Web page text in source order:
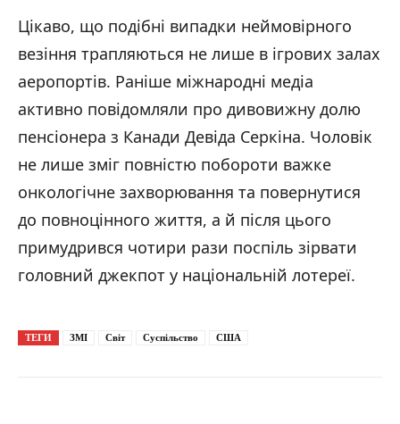
Цікаво, що подібні випадки неймовірного
везіння трапляються не лише в ігрових залах
аеропортів. Раніше міжнародні медіа
активно повідомляли про дивовижну долю
пенсіонера з Канади Девіда Серкіна. Чоловік
не лише зміг повністю побороти важке
онкологічне захворювання та повернутися
до повноцінного життя, а й після цього
примудрився чотири рази поспіль зірвати
головний джекпот у національній лотереї.
ТЕГИ ЗМІ Світ Суспільство США